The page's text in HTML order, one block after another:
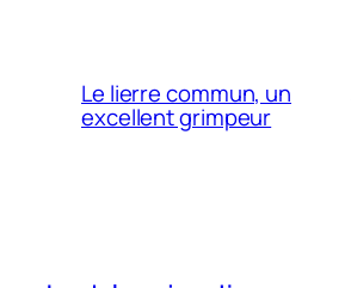
Le lierre commun, un
excellent grimpeur